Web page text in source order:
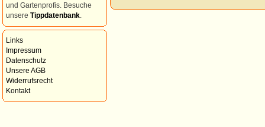
und Gartenprofis. Besuche
unsere Tippdatenbank
Links
Impressum
Datenschutz
Unsere AGB
Widerrufsrecht
Kontakt